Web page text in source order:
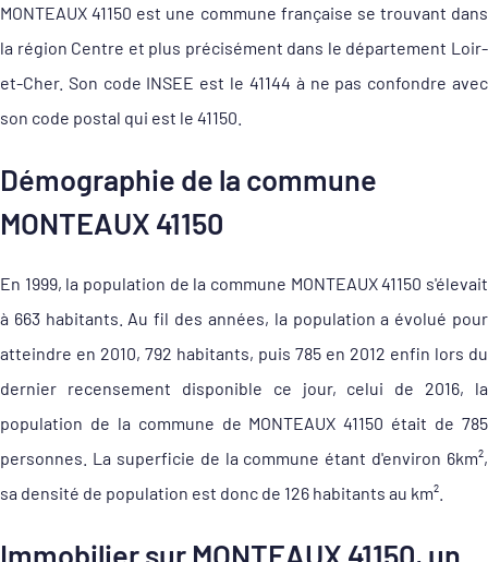
MONTEAUX 41150 est une commune française se trouvant dans
la région Centre et plus précisément dans le département Loir-
et-Cher. Son code INSEE est le 41144 à ne pas confondre avec
son code postal qui est le 41150.
Démographie de la commune
MONTEAUX 41150
En 1999, la population de la commune MONTEAUX 41150 s'élevait
à 663 habitants. Au fil des années, la population a évolué pour
atteindre en 2010, 792 habitants, puis 785 en 2012 enfin lors du
dernier recensement disponible ce jour, celui de 2016, la
population de la commune de MONTEAUX 41150 était de 785
personnes. La superficie de la commune étant d'environ 6km²,
sa densité de population est donc de 126 habitants au km².
Immobilier sur MONTEAUX 41150, un